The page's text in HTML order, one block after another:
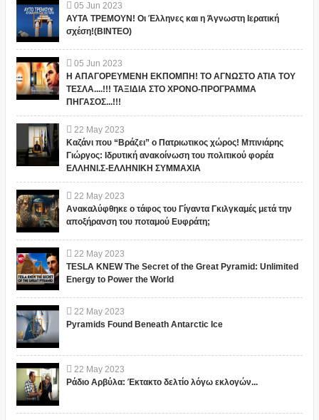
05 Jun 2023
ΑΥΤΑ ΤΡΕΜΟΥΝ! Οι Έλληνες και η Άγνωστη Ιερατική
σχέση!(ΒΙΝΤΕΟ)
05 Jun 2023
Η ΑΠΑΓΟΡΕΥΜΕΝΗ ΕΚΠΟΜΠΗ! ΤΟ ΑΓΝΩΣΤΟ ΑΤΙΑ ΤΟΥ
ΤΕΣΛΑ....!!! ΤΑΞΙΔΙΑ ΣΤΟ ΧΡΟΝΟ-ΠΡΟΓΡΑΜΜΑ
ΠΗΓΑΣΟΣ...!!!
22 May 2023
Καζάνι που “Βράζει” ο Πατριωτικος χώρος! Μπινιάρης
Γιώργος: Ιδρυτική ανακοίνωση του πολιτικού φορέα
ΕΛΛΗΝΙ.Σ-ΕΛΛΗΝΙΚΗ ΣΥΜΜΑΧΙΑ
22 May 2023
Ανακαλύφθηκε ο τάφος του Γίγαντα Γκιλγκαμές μετά την
αποξήρανση του ποταμού Ευφράτη;
22 May 2023
TESLA KNEW The Secret of the Great Pyramid: Unlimited
Energy to Power the World
22 May 2023
Pyramids Found Beneath Antarctic Ice
22 May 2023
Ράδιο Αρβύλα: Έκτακτο δελτίο λόγω εκλογών...